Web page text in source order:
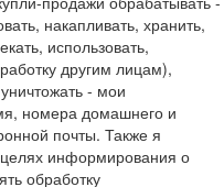
накапливать, хранить,
использовать,
другим лицам),
- мои
номера домашнего и
почты. Также я
информирования о
обработку